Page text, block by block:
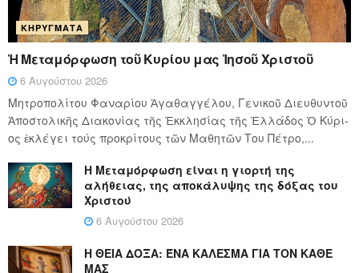
ΚΗΡΎΓΜΑΤΑ
Ἡ Μεταμόρφωση τοῦ Κυρίου μας Ἰησοῦ Χριστοῦ
6 Αυγούστου 2026
Μητροπολίτου Φαναρίου Ἀγαθαγγέλου, Γενικοῦ Διευθυντοῦ
Ἀποστολικῆς Διακονίας τῆς Ἐκκλησίας τῆς Ἑλλάδος Ὁ Κύ­ρι­
ος ἐκλέγει τούς προ­κρί­τους τῶν Μα­θη­τῶν Του Πέ­τρο,...
Η Μεταμόρφωση είναι η γιορτή της
αλήθειας, της αποκάλυψης της δόξας του
Χριστού
6 Αυγούστου 2026
Η ΘΕΙΑ ΔΟΞΑ: ΈΝΑ ΚΑΛΕΣΜΑ ΓΙΑ ΤΟΝ ΚΑΘΕ
ΜΑΣ